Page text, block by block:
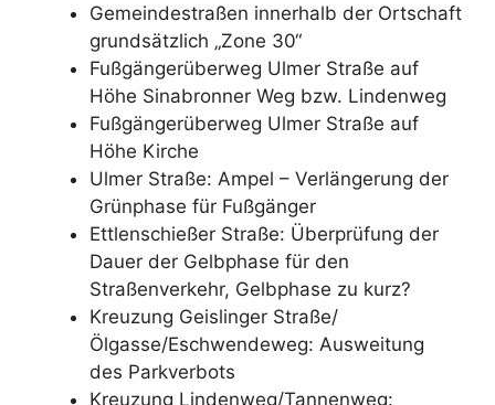
Gemeindestraßen innerhalb der Ortschaft
grundsätzlich „Zone 30“
Fußgängerüberweg Ulmer Straße auf
Höhe Sinabronner Weg bzw. Lindenweg
Fußgängerüberweg Ulmer Straße auf
Höhe Kirche
Ulmer Straße: Ampel – Verlängerung der
Grünphase für Fußgänger
Ettlenschießer Straße: Überprüfung der
Dauer der Gelbphase für den
Straßenverkehr, Gelbphase zu kurz?
Kreuzung Geislinger Straße/
Ölgasse/Eschwendeweg: Ausweitung
des Parkverbots
Kreuzung Lindenweg/Tannenweg: